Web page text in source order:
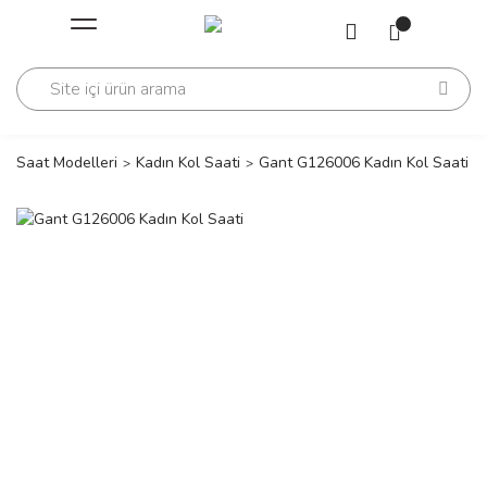
Geri Dön
Geri Dön
Saat Modelleri Kadın Kol Saati Gant G126006 Kadın Kol Saati